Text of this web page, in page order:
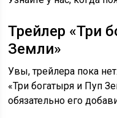
Трейлер «Три
Земли»
Увы, трейлера пока
«Три богатыря и Пуп
обязательно его